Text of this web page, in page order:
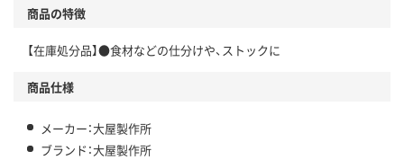
商品の特徴
【在庫処分品】●食材などの仕分けや、ストックに
商品仕様
メーカー：大屋製作所
ブランド：大屋製作所